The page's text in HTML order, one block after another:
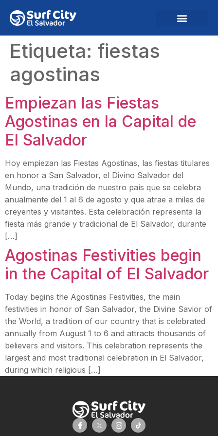
Etiqueta: fiestas
agostinas
Empiezan las Fiestas
Agostinas en la Capital de
El Salvador
Hoy empiezan las Fiestas Agostinas, las fiestas titulares
en honor a San Salvador, el Divino Salvador del
Mundo, una tradición de nuestro país que se celebra
anualmente del 1 al 6 de agosto y que atrae a miles de
creyentes y visitantes. Esta celebración representa la
fiesta más grande y tradicional de El Salvador, durante
[…]
Agostinas Festivities begin
in the Capital of El Salvador
Today begins the Agostinas Festivities, the main
festivities in honor of San Salvador, the Divine Savior of
the World, a tradition of our country that is celebrated
annually from August 1 to 6 and attracts thousands of
believers and visitors. This celebration represents the
largest and most traditional celebration in El Salvador,
during which religious […]